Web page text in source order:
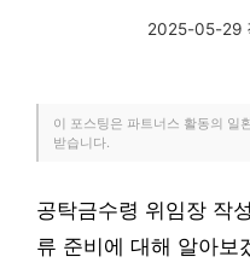
2025-05-29
이 포스팅은 파트너스 활동의 일
받습니다.
공탁금수령 위임장 작
류 준비에 대해 알아보